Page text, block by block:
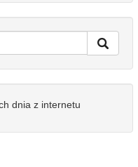
dnia z internetu